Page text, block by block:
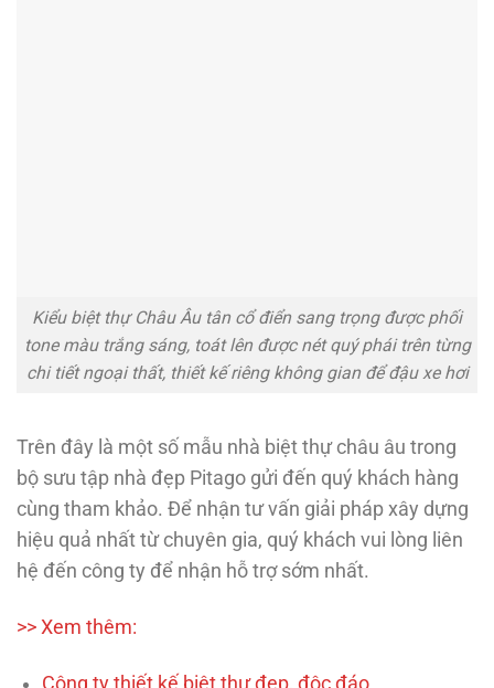
Kiểu biệt thự Châu Âu tân cổ điển sang trọng được phối
tone màu trắng sáng, toát lên được nét quý phái trên từng
chi tiết ngoại thất, thiết kế riêng không gian để đậu xe hơi
Trên đây là một số mẫu nhà biệt thự châu âu trong
bộ sưu tập nhà đẹp Pitago gửi đến quý khách hàng
cùng tham khảo. Để nhận tư vấn giải pháp xây dựng
hiệu quả nhất từ chuyên gia, quý khách vui lòng liên
hệ đến công ty để nhận hỗ trợ sớm nhất.
>> Xem thêm: